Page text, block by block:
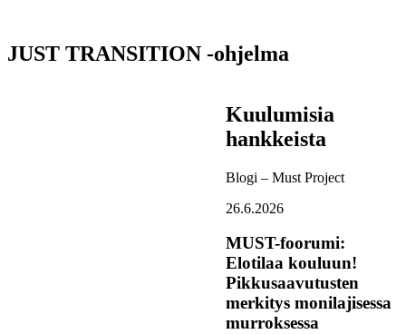
JUST TRANSITION -ohjelma
Kuulumisia
hankkeista
Blogi – Must Project
26.6.2026
MUST-foorumi:
Elotilaa kouluun!
Pikkusaavutusten
merkitys monilajisessa
murroksessa